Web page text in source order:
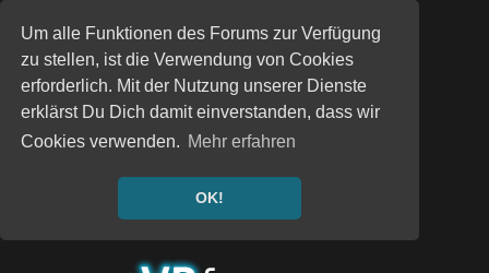
Um alle Funktionen des Forums zur Verfügung
zu stellen, ist die Verwendung von Cookies
erforderlich. Mit der Nutzung unserer Dienste
erklärst Du Dich damit einverstanden, dass wir
Cookies verwenden. Mehr erfahren
OK!